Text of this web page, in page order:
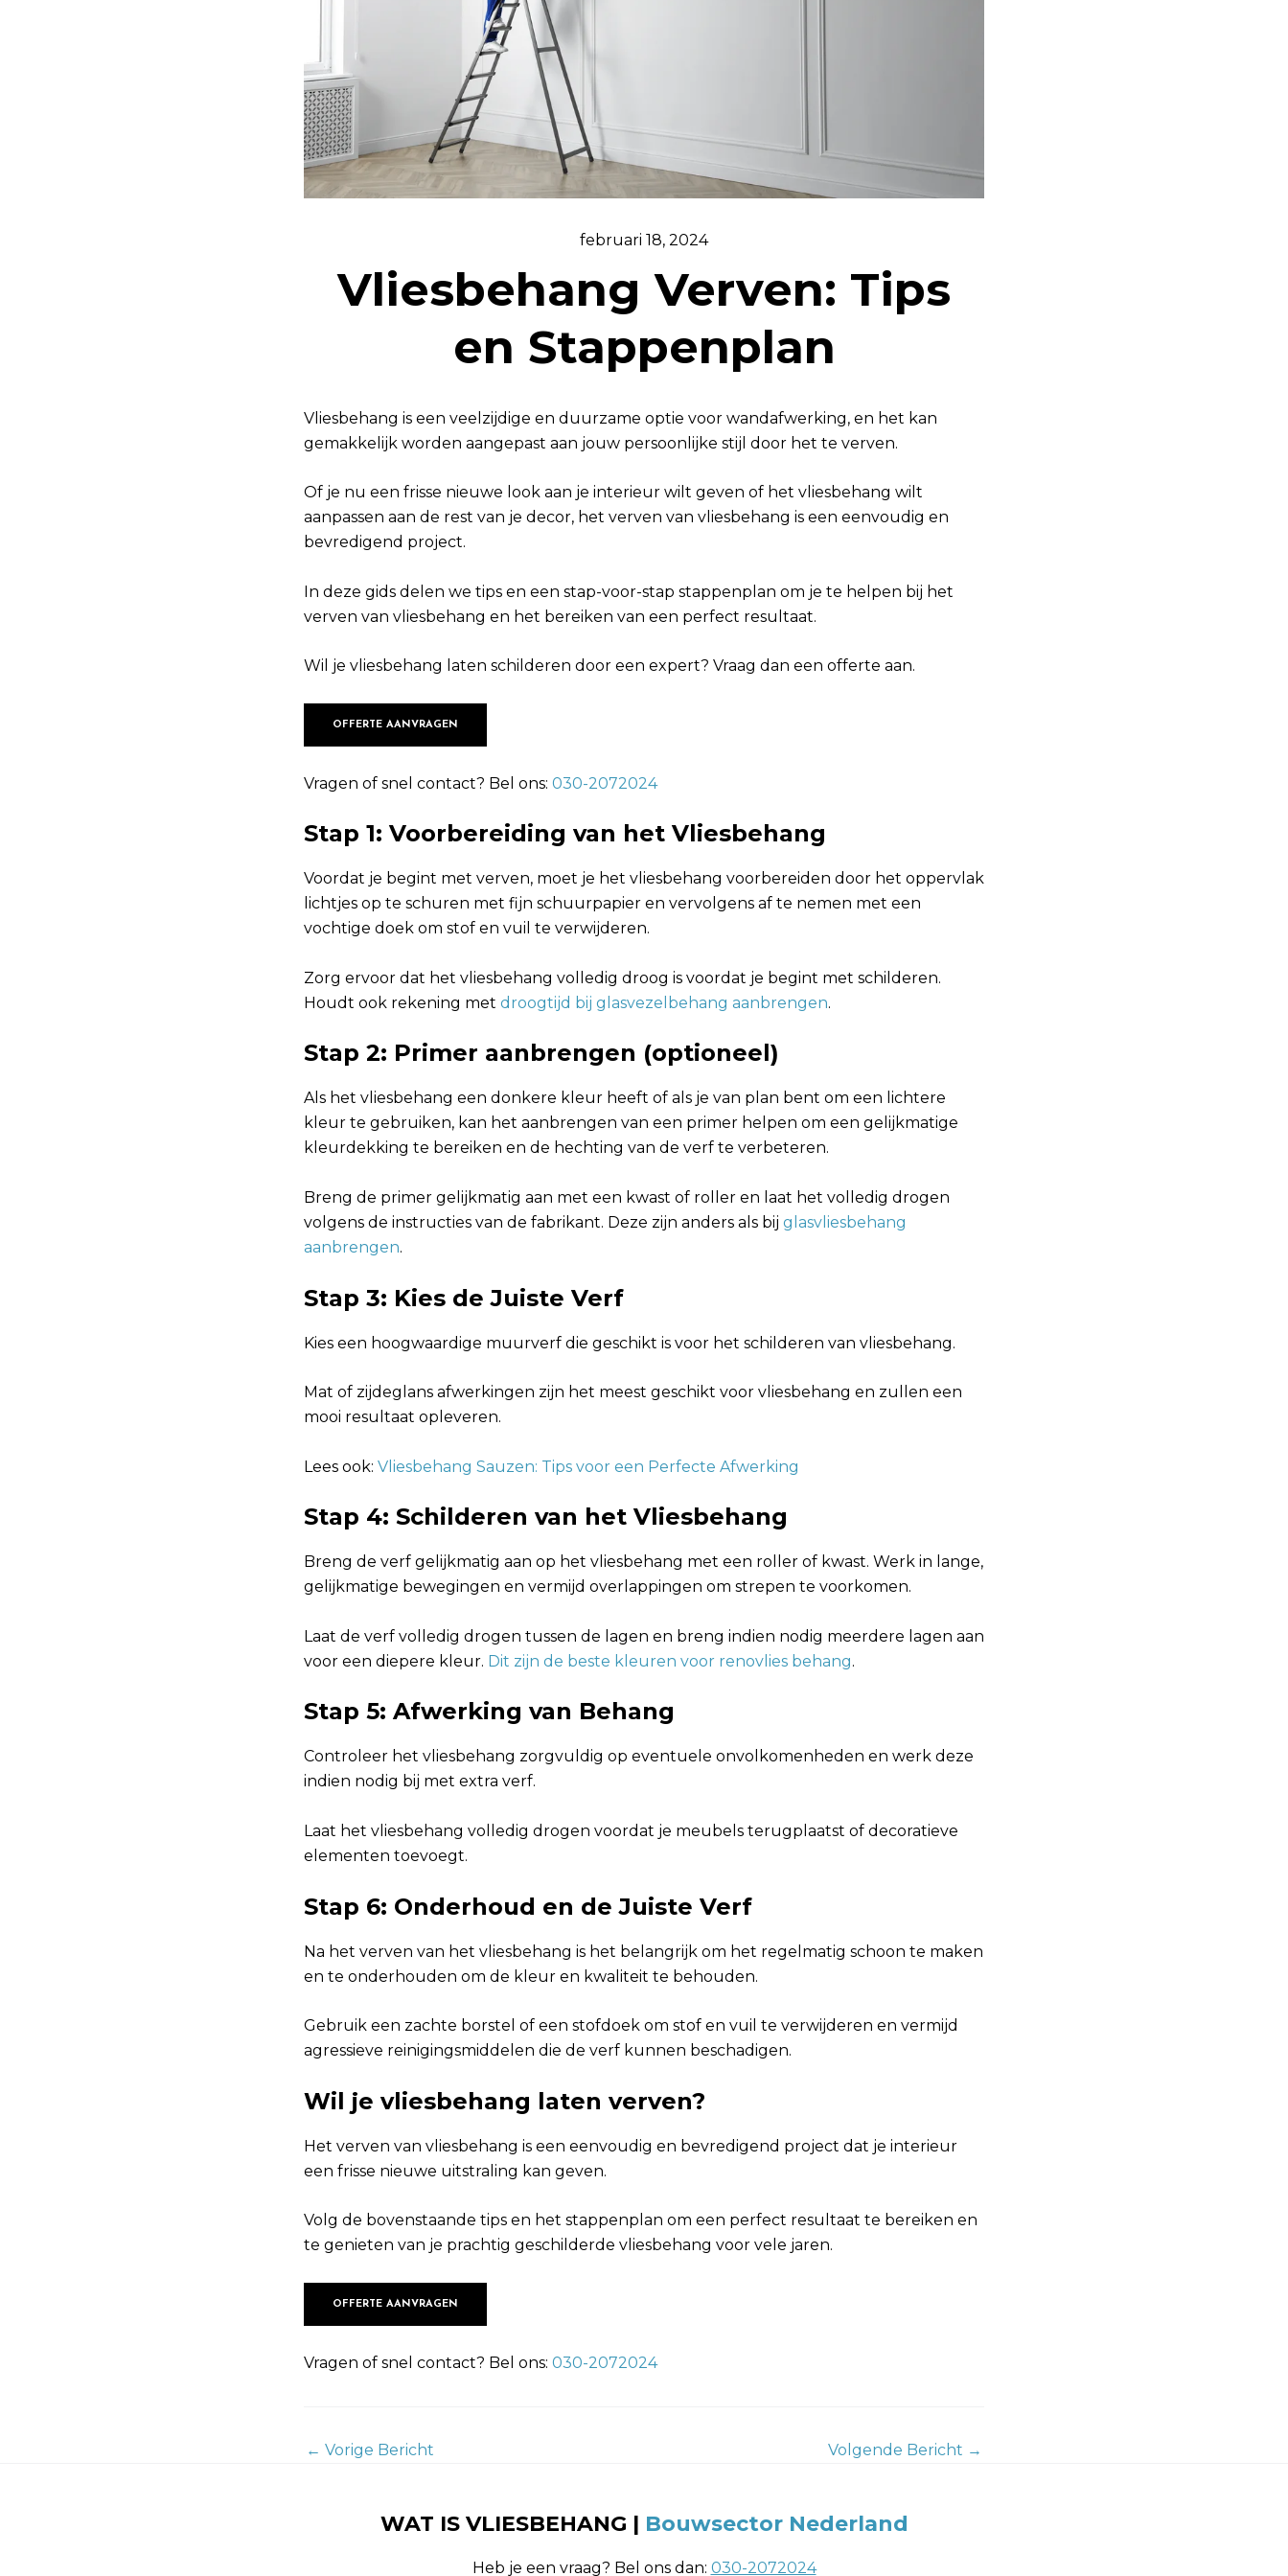
februari 18, 2024
Vliesbehang Verven: Tips
en Stappenplan
Vliesbehang is een veelzijdige en duurzame optie voor wandafwerking, en het kan
gemakkelijk worden aangepast aan jouw persoonlijke stijl door het te verven.
Of je nu een frisse nieuwe look aan je interieur wilt geven of het vliesbehang wilt
aanpassen aan de rest van je decor, het verven van vliesbehang is een eenvoudig en
bevredigend project.
In deze gids delen we tips en een stap-voor-stap stappenplan om je te helpen bij het
verven van vliesbehang en het bereiken van een perfect resultaat.
Wil je vliesbehang laten schilderen door een expert? Vraag dan een offerte aan.
OFFERTE AANVRAGEN
Vragen of snel contact? Bel ons: 030-2072024
Stap 1: Voorbereiding van het Vliesbehang
Voordat je begint met verven, moet je het vliesbehang voorbereiden door het oppervlak
lichtjes op te schuren met fijn schuurpapier en vervolgens af te nemen met een
vochtige doek om stof en vuil te verwijderen.
Zorg ervoor dat het vliesbehang volledig droog is voordat je begint met schilderen.
Houdt ook rekening met droogtijd bij glasvezelbehang aanbrengen.
Stap 2: Primer aanbrengen (optioneel)
Als het vliesbehang een donkere kleur heeft of als je van plan bent om een lichtere
kleur te gebruiken, kan het aanbrengen van een primer helpen om een gelijkmatige
kleurdekking te bereiken en de hechting van de verf te verbeteren.
Breng de primer gelijkmatig aan met een kwast of roller en laat het volledig drogen
volgens de instructies van de fabrikant. Deze zijn anders als bij glasvliesbehang
aanbrengen.
Stap 3: Kies de Juiste Verf
Kies een hoogwaardige muurverf die geschikt is voor het schilderen van vliesbehang.
Mat of zijdeglans afwerkingen zijn het meest geschikt voor vliesbehang en zullen een
mooi resultaat opleveren.
Lees ook: Vliesbehang Sauzen: Tips voor een Perfecte Afwerking
Stap 4: Schilderen van het Vliesbehang
Breng de verf gelijkmatig aan op het vliesbehang met een roller of kwast. Werk in lange,
gelijkmatige bewegingen en vermijd overlappingen om strepen te voorkomen.
Laat de verf volledig drogen tussen de lagen en breng indien nodig meerdere lagen aan
voor een diepere kleur. Dit zijn de beste kleuren voor renovlies behang.
Stap 5: Afwerking van Behang
Controleer het vliesbehang zorgvuldig op eventuele onvolkomenheden en werk deze
indien nodig bij met extra verf.
Laat het vliesbehang volledig drogen voordat je meubels terugplaatst of decoratieve
elementen toevoegt.
Stap 6: Onderhoud en de Juiste Verf
Na het verven van het vliesbehang is het belangrijk om het regelmatig schoon te maken
en te onderhouden om de kleur en kwaliteit te behouden.
Gebruik een zachte borstel of een stofdoek om stof en vuil te verwijderen en vermijd
agressieve reinigingsmiddelen die de verf kunnen beschadigen.
Wil je vliesbehang laten verven?
Het verven van vliesbehang is een eenvoudig en bevredigend project dat je interieur
een frisse nieuwe uitstraling kan geven.
Volg de bovenstaande tips en het stappenplan om een perfect resultaat te bereiken en
te genieten van je prachtig geschilderde vliesbehang voor vele jaren.
OFFERTE AANVRAGEN
Vragen of snel contact? Bel ons: 030-2072024
← Vorige Bericht Volgende Bericht →
WAT IS VLIESBEHANG | Bouwsector Nederland
Heb je een vraag? Bel ons dan: 030-2072024